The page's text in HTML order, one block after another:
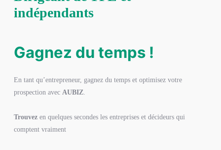
indépendants
Gagnez du temps !
En tant qu’entrepreneur, gagnez du temps et optimisez votre
prospection avec AUBIZ.
Trouvez en quelques secondes les entreprises et décideurs qui
comptent vraiment